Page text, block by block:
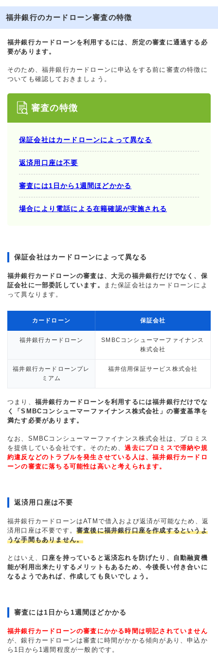
福井銀行のカードローン審査の特徴
福井銀行カードローンを利用するには、所定の審査に通過する必
要があります。
そのため、福井銀行カードローンに申込をする前に審査の特徴に
ついても確認しておきましょう。
審査の特徴
保証会社はカードローンによって異なる
返済用口座は不要
審査には1日から1週間ほどかかる
場合により電話による在籍確認が実施される
保証会社はカードローンによって異なる
福井銀行カードローンの審査は、大元の福井銀行だけでなく、保
証会社に一部委託しています。
また保証会社はカードローンによ
って異なります。
カードローン 保証会社
福井銀行カードローン
SMBCコンシューマーファイナンス
株式会社
福井銀行カードローンプレ
ミアム
福井信用保証サービス株式会社
つまり、 福井銀行カードローンを利用するには福井銀行だけでな
く「SMBCコンシューマーファイナンス株式会社」の審査基準を
満たす必要があります。
なお、SMBCコンシューマーファイナンス株式会社は、プロミス
を提供している会社です。そのため、過去にプロミスで滞納や規
約違反などのトラブルを発生させている人は、福井銀行カードロ
ーンの審査に落ちる可能性は高いと考えられます。
返済用口座は不要
福井銀行カードローンはATMで借入および返済が可能なため、返
済用口座は不要です。 審査後に福井銀行口座を作成するというよ
うな手間もありません。
とはいえ、 口座を持っていると返済忘れを防げたり、自動融資機
能が利用出来たりするメリットもあるため、今後長い付き合いに
なるようであれば、作成しても良いでしょう。
審査には1日から1週間ほどかかる
福井銀行カードローンの審査にかかる時間は明記されていません
が、銀行カードローンは審査に時間がかかる傾向があり、申込か
ら1日から1週間程度が一般的です。